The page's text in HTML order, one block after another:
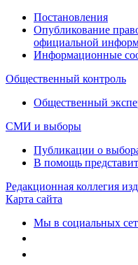
Постановления
Опубликование
официальной
Информационные
Общественный контроль
Общественный
СМИ и выборы
Публикации о
В помощь
Редакционная коллегия
Карта сайта
Мы в социальных